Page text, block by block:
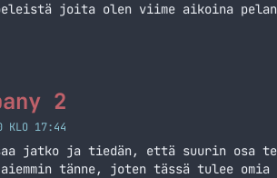
joita olen viime aikoina
olisi saada lisää porukkaa
2
KLO 17:44
jatko ja tiedän, että suurin osa
tänne, joten tässä tulee